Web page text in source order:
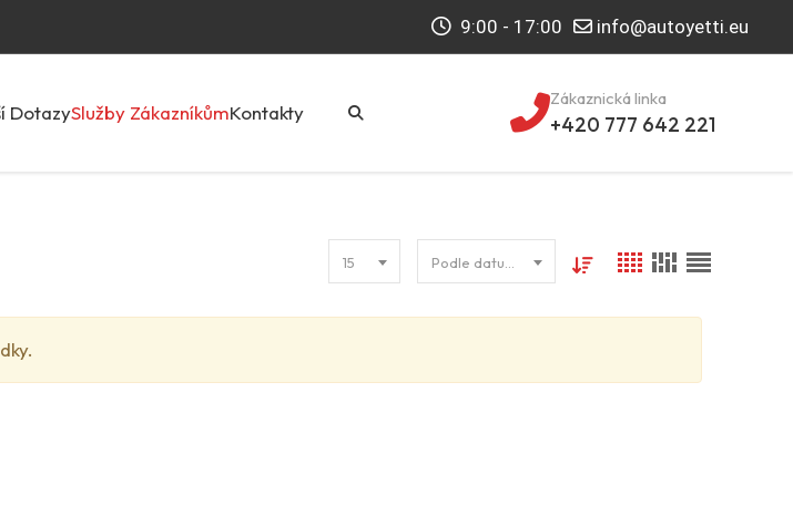
9:00 - 17:00 info@autoyetti.eu
DotazySlužby ZákazníkůmKontakty
Zákaznická linka
+420 777 642 221
15